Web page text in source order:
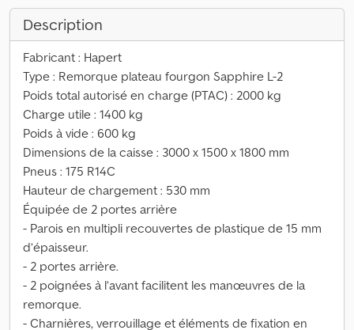
Description
Fabricant : Hapert
Type : Remorque plateau fourgon Sapphire L-2
Poids total autorisé en charge (PTAC) : 2000 kg
Charge utile : 1400 kg
Poids à vide : 600 kg
Dimensions de la caisse : 3000 x 1500 x 1800 mm
Pneus : 175 R14C
Hauteur de chargement : 530 mm
Équipée de 2 portes arrière
- Parois en multipli recouvertes de plastique de 15 mm
d’épaisseur.
- 2 portes arrière.
- 2 poignées à l’avant facilitent les manœuvres de la
remorque.
- Charnières, verrouillage et éléments de fixation en